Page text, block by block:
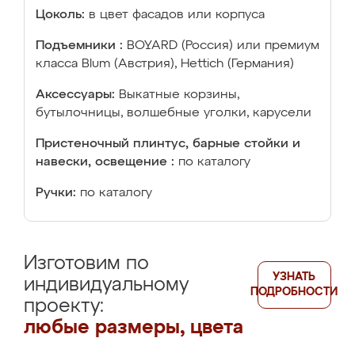
Цоколь: в цвет фасадов или корпуса
Подъемники : BOYARD (Россия) или премиум
класса Blum (Австрия), Hettich (Германия)
Аксессуары: Выкатные корзины,
бутылочницы, волшебные уголки, карусели
Пристеночный плинтус, барные стойки и
навески, освещение : по каталогу
Ручки: по каталогу
Изготовим по
индивидуальному
проекту:
любые размеры, цвета
УЗНАТЬ
ПОДРОБНОСТИ